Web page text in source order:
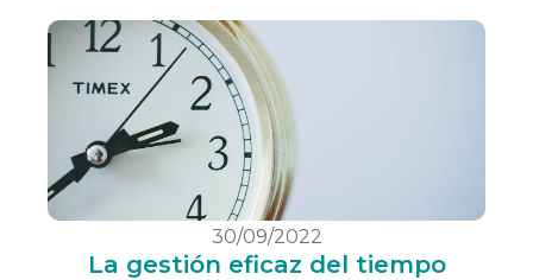
30/09/2022
La gestión eficaz del tiempo